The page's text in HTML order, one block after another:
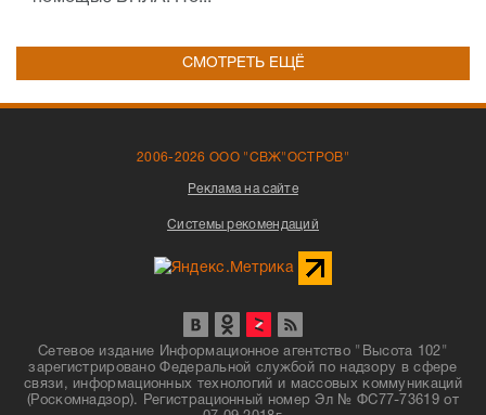
СМОТРЕТЬ ЕЩЁ
2006-2026 ООО "СВЖ"ОСТРОВ"
Реклама на сайте
Системы рекомендаций
Сетевое издание Информационное агентство "Высота 102"
зарегистрировано Федеральной службой по надзору в сфере
связи, информационных технологий и массовых коммуникаций
(Роскомнадзор). Регистрационный номер Эл № ФС77-73619 от